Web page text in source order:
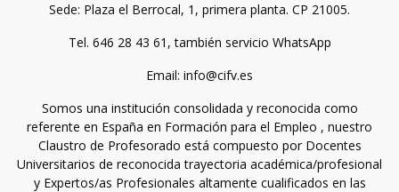
Sede: Plaza el Berrocal, 1, primera planta. CP 21005.
Tel. 646 28 43 61, también servicio WhatsApp
Email: info@cifv.es
Somos una institución consolidada y reconocida como
referente en España en Formación para el Empleo , nuestro
Claustro de Profesorado está compuesto por Docentes
Universitarios de reconocida trayectoria académica/profesional
y Expertos/as Profesionales altamente cualificados en las